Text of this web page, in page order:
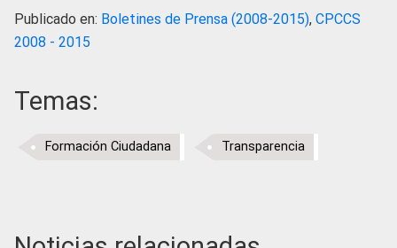
Publicado en: Boletines de Prensa (2008-2015), CPCCS
2008 - 2015
Temas:
Formación Ciudadana Transparencia